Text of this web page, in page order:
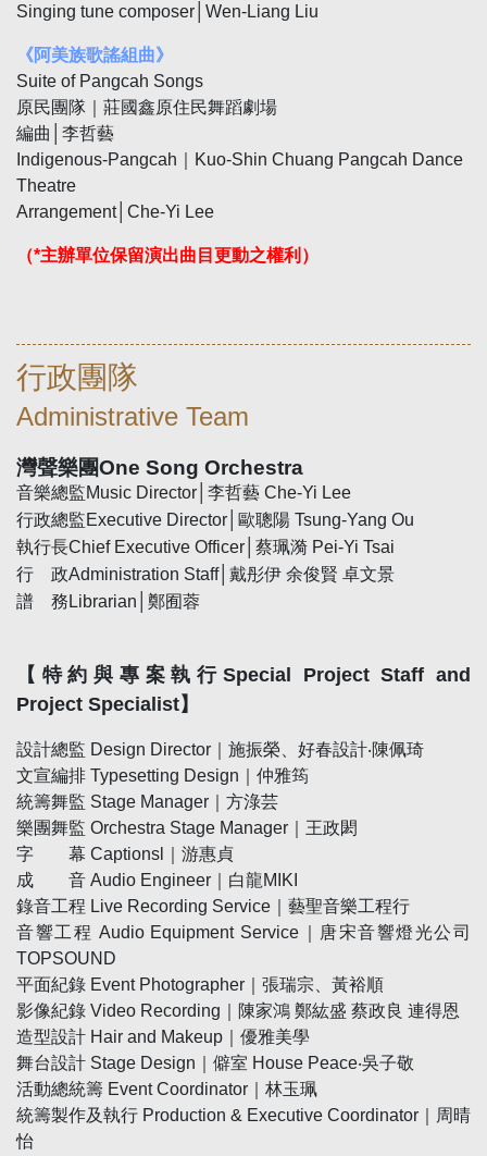
Singing tune composer│Wen-Liang Liu
《阿美族歌謠組曲》
Suite of Pangcah Songs
原民團隊｜莊國鑫原住民舞蹈劇場
編曲│李哲藝
Indigenous-Pangcah｜Kuo-Shin Chuang Pangcah Dance
Theatre
Arrangement│Che-Yi Lee
（*主辦單位保留演出曲目更動之權利）
行政團隊
Administrative Team
灣聲樂團One Song Orchestra
音樂總監Music Director │李哲藝 Che-Yi Lee
行政總監Executive Director │歐聰陽 Tsung-Yang Ou
執行長Chief Executive Officer │蔡珮漪 Pei-Yi Tsai
行 政Administration Staff│戴彤伊 余俊賢 卓文景
譜 務 Librarian │鄭囿蓉
【特約與專案執行Special Project Staff and
Project Specialist】
設計總監 Design Director｜施振榮、好春設計‧陳佩琦
文宣編排 Typesetting Design｜仲雅筠
統籌舞監 Stage Manager｜方淥芸
樂團舞監 Orchestra Stage Manager｜王政閎
字 幕 Captionsl｜游惠貞
成 音 Audio Engineer｜白龍MIKI
錄音工程 Live Recording Service｜藝聖音樂工程行
音響工程 Audio Equipment Service｜唐宋音響燈光公司
TOPSOUND
平面紀錄 Event Photographer｜張瑞宗、黃裕順
影像紀錄 Video Recording｜陳家鴻 鄭紘盛 蔡政良 連得恩
造型設計 Hair and Makeup｜優雅美學
舞台設計 Stage Design｜僻室 House Peace‧吳子敬
活動總統籌 Event Coordinator｜林玉珮
統籌製作及執行 Production & Executive Coordinator｜周晴
怡